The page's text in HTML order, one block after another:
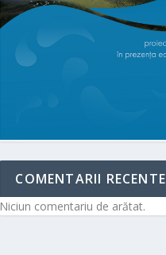
COMENTARII RECENTE
Niciun comentariu de arătat.